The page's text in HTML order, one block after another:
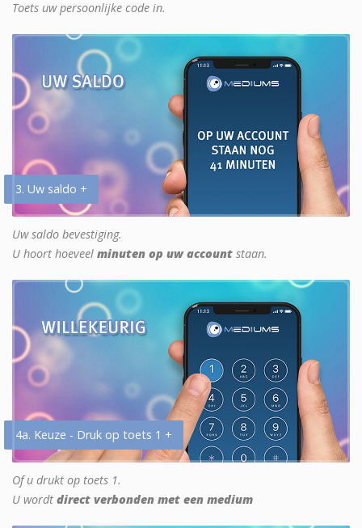
Toets uw persoonlijke code in.
3. Uw saldo +
Uw saldo bevestiging.
U hoort hoeveel minuten op uw account staan.
4a. Keuze - Druk op toets 1 +
Of u drukt op toets 1.
U wordt direct verbonden met een medium